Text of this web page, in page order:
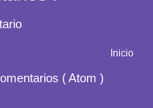
Inicio
( Atom )